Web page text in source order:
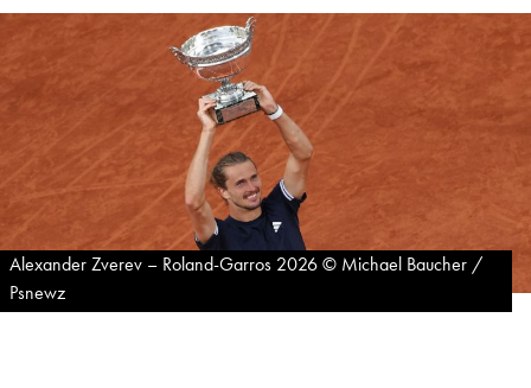
Alexander Zverev – Roland-Garros 2026 © Michael Baucher /
Psnewz